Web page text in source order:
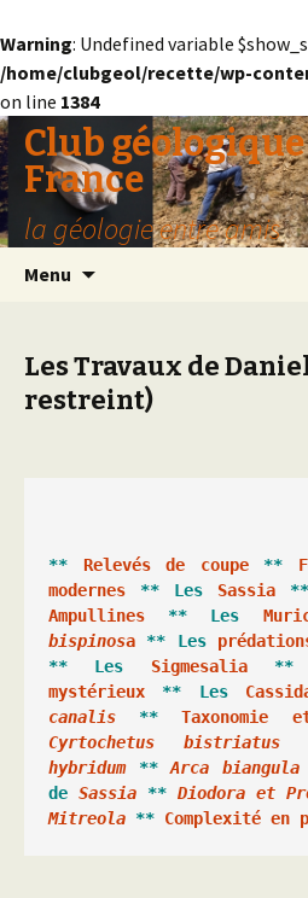
Warning: Undefined variable
/home/clubgeol/recette/wp-
on line 1384
Club
France
la géologie entre amis
Menu
Les Travaux de
restreint)
** Relevés de coupe **
modernes ** Les Sassia
Ampullines ** Les
bispinosa ** Les
** Les Sigmesalia **
mystérieux ** Les
canalis ** Taxonomie
Cyrtochetus bistriatus
hybridum ** Arca biangula
de Sassia ** Diodora et
Mitreola ** Complexité en